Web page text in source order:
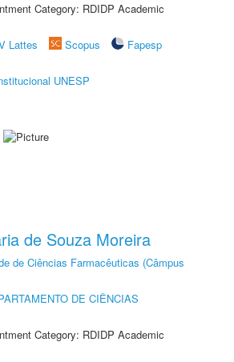
Category: RDIDP Academic
Lattes Scopus
Fapesp
UNESP
de Souza Moreira
de Ciências Farmacêuticas (Câmpus
DE CIÊNCIAS
Category: RDIDP Academic